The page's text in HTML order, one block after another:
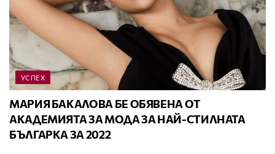
УСПЕХ
МАРИЯ БАКАЛОВА БЕ ОБЯВЕНА ОТ
АКАДЕМИЯТА ЗА МОДА ЗА НАЙ-СТИЛНАТА
БЪЛГАРКА ЗА 2022